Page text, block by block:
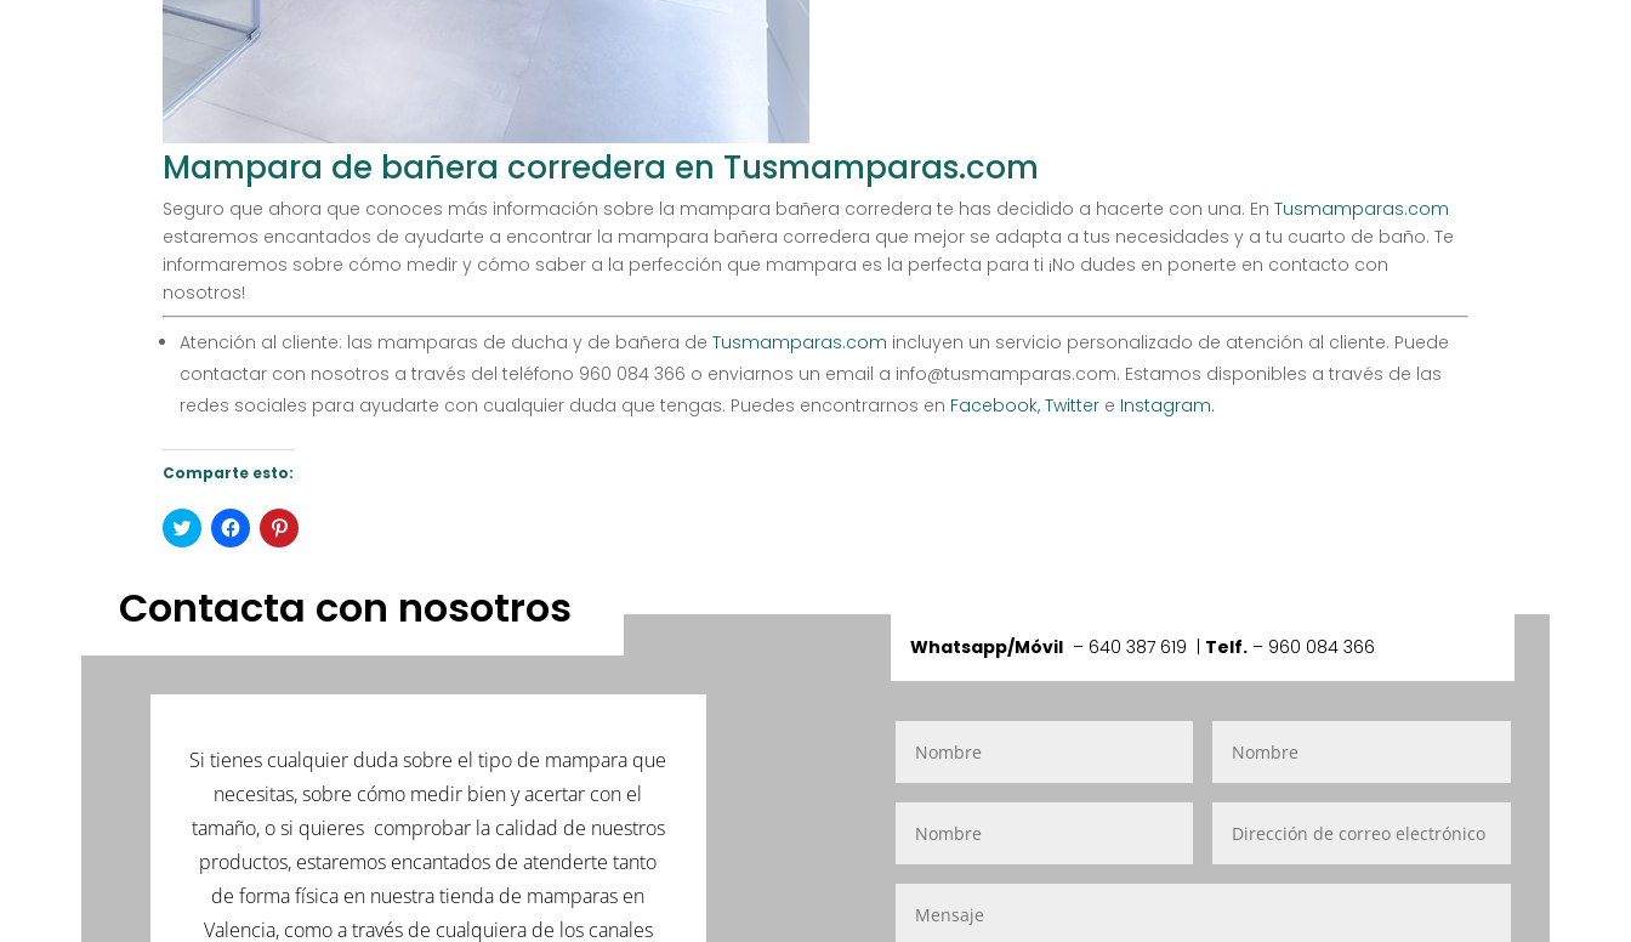
Mampara de bañera corredera en Tusmamparas.com
Seguro que ahora que conoces más información sobre la mampara bañera corredera te has decidido a hacerte con una. EnTusmamparas.com
estaremos encantados de ayudarte a encontrar la mampara bañera corredera que mejor se adapta a tus necesidades y a tu cuarto de baño. Te
informaremos sobre cómo medir y cómo saber a la perfección que mampara es la perfecta para ti ¡No dudes en ponerte en contacto con
nosotros!
Atención al cliente: las mamparas de ducha y de bañera de Tusmamparas.com incluyen un servicio personalizado de atención al cliente. Puede
contactar con nosotros a través del teléfono 960 084 366 o enviarnos un email a info@tusmamparas.com. Estamos disponibles a través de las
redes sociales para ayudarte con cualquier duda que tengas. Puedes encontrarnos en Facebook, Twitter e Instagram.
Comparte esto:
Haz
clic
Twitter
(Se
en
nueva)
Haz
clic
Facebook
(Se
en
nueva)
Haz
clic
Pinterest
(Se
en
nueva)
Contacta con nosotros
Si tienes cualquier duda sobre el tipo de mampara que
necesitas, sobre cómo medir bien y acertar con el
tamaño, o si quieres comprobar la calidad de nuestros
productos, estaremos encantados de atenderte tanto
de forma física en nuestra tienda de mamparas en
Valencia, como a través de cualquiera de los canales
Whatsapp/Móvil– 640 387 619 | Telf.– 960 084 366